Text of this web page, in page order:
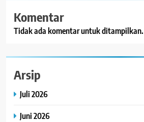
Komentar
Tidak ada komentar untuk ditampilkan.
Arsip
Juli 2026
Juni 2026